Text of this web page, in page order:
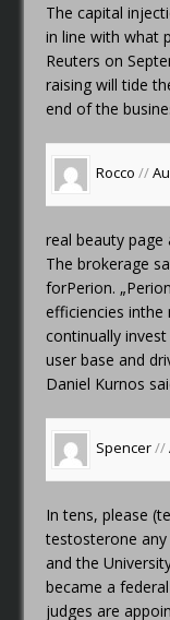
The capital
in line with what
Reuters on
raising will tide
end of the
Rocco //
real beauty page
The brokerage
forPerion.
efficiencies
continually
user base and
Daniel Kurnos
Spencer//
In tens, please
testosterone
and the
became a
judges are